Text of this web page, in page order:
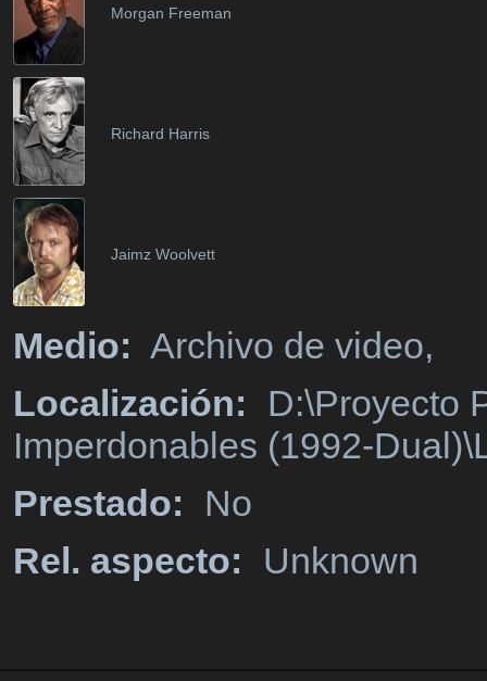
Morgan Freeman
Richard Harris
Jaimz Woolvett
Medio: Archivo de video,
Localización:
D:\Proyecto
Imperdonables (1992-
Prestado:
No
Rel. aspecto:
Unknown